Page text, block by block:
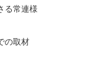
る常連様
の取材